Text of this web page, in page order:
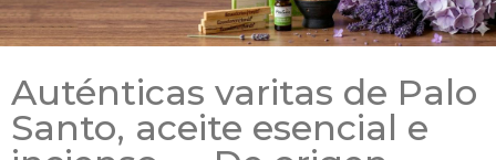
Auténticas varitas de Palo
Santo, aceite esencial e